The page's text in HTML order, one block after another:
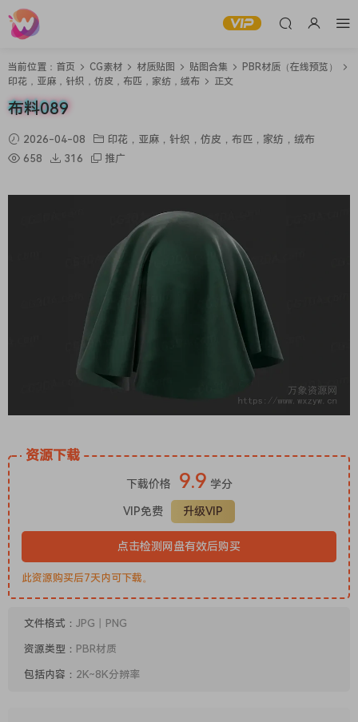
当前位置： 首页 CG素材 材质贴图 贴图合集
PBR材质（在线预览）
印花，亚麻，针织，仿皮，布匹，家纺，绒布
正文
布料089
2026-04-08
印花，亚麻，针织，仿皮，布匹，家纺，绒布
658
316 推广
资源下载
下载价格 9.9 学分
VIP免费 升级VIP
点击检测网盘有效后购买
此资源购买后7天内可下载。
文件格式： JPG丨PNG
资源类型： PBR材质
包括内容： 2K~8K分辨率